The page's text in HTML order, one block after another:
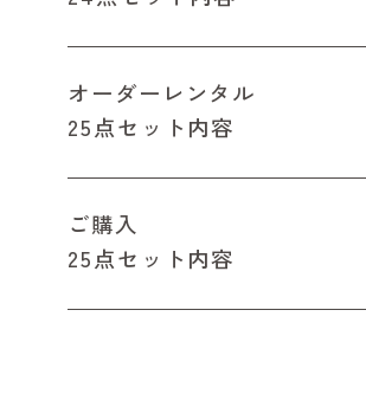
オーダーレンタル
25点セット内容
ご購入
25点セット内容